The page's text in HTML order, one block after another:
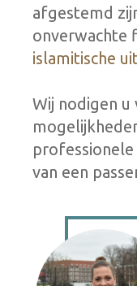
afgestemd
onverwachte
islamitische
Wij nodigen
van een